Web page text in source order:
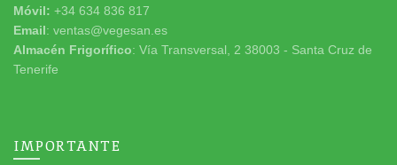
Móvil: +34 634 836 817
Email: ventas@vegesan.es
Almacén Frigorífico: Vía Transversal, 2 38003 - Santa Cruz de
Tenerife
IMPORTANTE